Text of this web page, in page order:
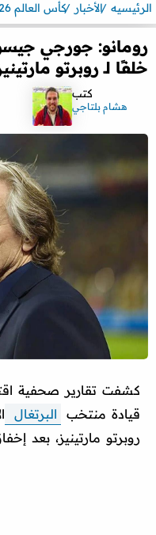
الرئيسيه الأخبار كأس العالم 2026
رومانو: جورجي
خلفًا لـ روبرتو
كتب
هشام بلتاجي
كشفت تقارير صحفية
قيادة منتخب
البرتغال
روبرتو مارتينيز، بعد إخفاق